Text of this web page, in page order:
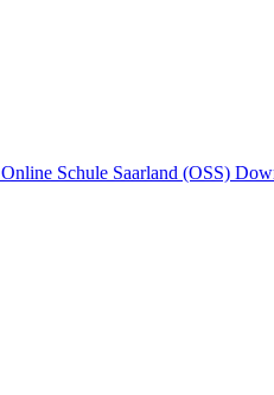
Online Schule Saarland (OSS)